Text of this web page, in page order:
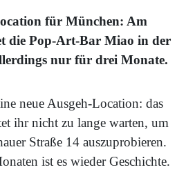
für München: Am
die Pop-Art-Bar Miao in der
nur für drei Monate.
neue Ausgeh-Location: das
ihr nicht zu lange warten, um
Straße 14 auszuprobieren.
ist es wieder Geschichte.